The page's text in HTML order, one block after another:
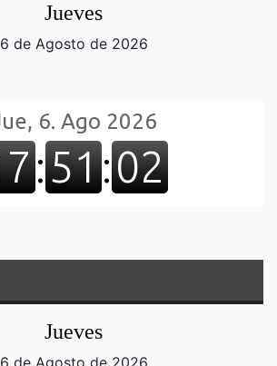
Jueves
6 de Agosto de 2026
Jueves